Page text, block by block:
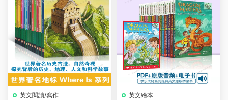
英文閱讀/寫作 英文繪本